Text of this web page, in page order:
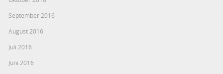
September 2016
August 2016
Juli 2016
Juni 2016